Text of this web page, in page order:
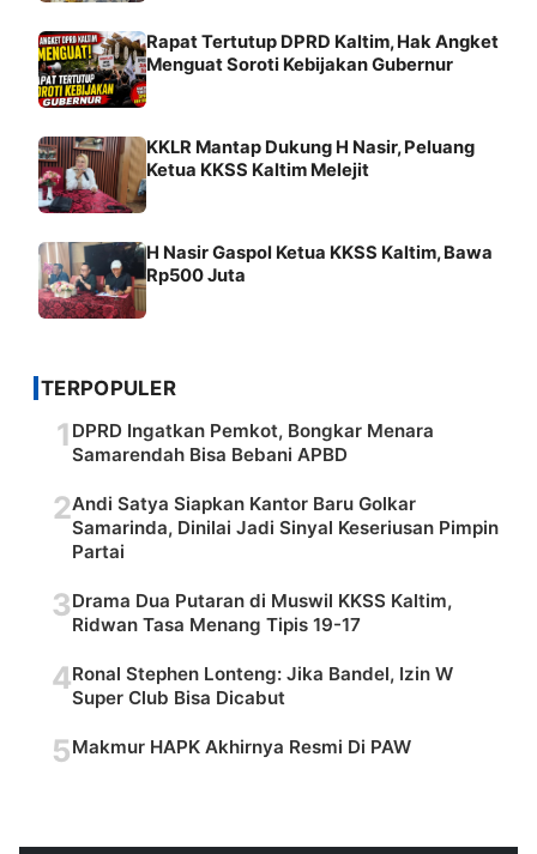
Rapat Tertutup DPRD Kaltim, Hak Angket
Menguat Soroti Kebijakan Gubernur
KKLR Mantap Dukung H Nasir, Peluang
Ketua KKSS Kaltim Melejit
H Nasir Gaspol Ketua KKSS Kaltim, Bawa
Rp500 Juta
TERPOPULER
1 DPRD Ingatkan Pemkot, Bongkar Menara
Samarendah Bisa Bebani APBD
2Andi Satya Siapkan Kantor Baru Golkar
Samarinda, Dinilai Jadi Sinyal Keseriusan Pimpin
Partai
3Drama Dua Putaran di Muswil KKSS Kaltim,
Ridwan Tasa Menang Tipis 19-17
4Ronal Stephen Lonteng: Jika Bandel, Izin W
Super Club Bisa Dicabut
5Makmur HAPK Akhirnya Resmi Di PAW